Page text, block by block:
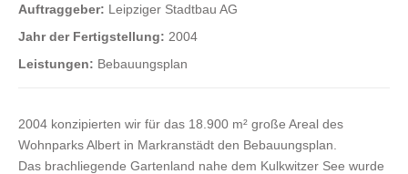
Auftraggeber: Leipziger Stadtbau AG
Jahr der Fertigstellung: 2004
Leistungen: Bebauungsplan
2004 konzipierten wir für das 18.900 m² große Areal des
Wohnparks Albert in Markranstädt den Bebauungsplan.
Das brachliegende Gartenland nahe dem Kulkwitzer See wurde